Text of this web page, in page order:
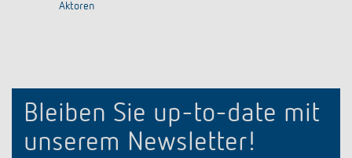
Aktoren
Bleiben Sie up-to-date mit
unserem Newsletter!